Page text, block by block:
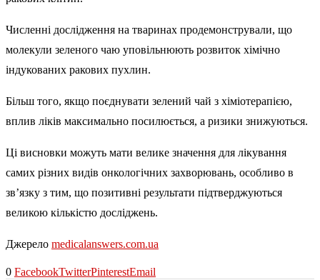
Численні дослідження на тваринах продемонстрували, що
молекули зеленого чаю уповільнюють розвиток хімічно
індукованих ракових пухлин.
Більш того, якщо поєднувати зелений чай з хіміотерапією,
вплив ліків максимально посилюється, а ризики знижуються.
Ці висновки можуть мати велике значення для лікування
самих різних видів онкологічних захворювань, особливо в
зв’язку з тим, що позитивні результати підтверджуються
великою кількістю досліджень.
Джерело medicalanswers.com.ua
0 FacebookTwitterPinterestEmail